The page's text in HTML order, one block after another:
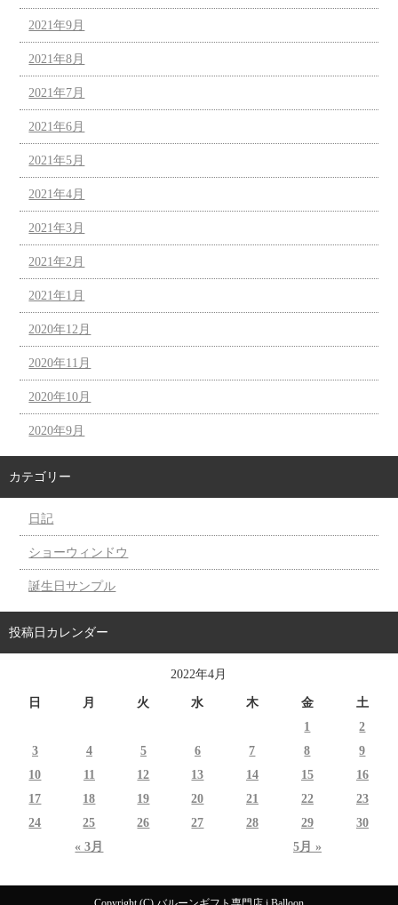
2021年9月
2021年8月
2021年7月
2021年6月
2021年5月
2021年4月
2021年3月
2021年2月
2021年1月
2020年12月
2020年11月
2020年10月
2020年9月
カテゴリー
日記
ショーウィンドウ
誕生日サンプル
投稿日カレンダー
2022年4月
日 月 火 水 木 金 土
« 3月 5月 »
1
2
3
4 5 6 7 8
9
10
11 12 13 14 15
16
17
18 19 20 21 22
23
24
25 26 27 28 29 30